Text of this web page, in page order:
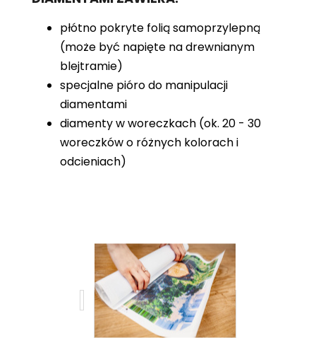
płótno pokryte folią samoprzylepną
(może być napięte na drewnianym
blejtramie)
specjalne pióro do manipulacji
diamentami
diamenty w woreczkach (ok. 20 - 30
woreczków o różnych kolorach i
odcieniach)